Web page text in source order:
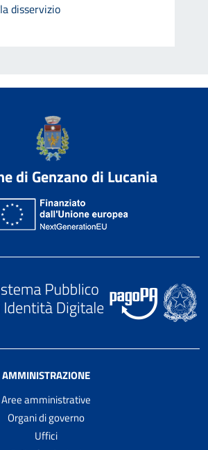
disservizio
di Genzano di Lucania
AMMINISTRAZIONE
Aree amministrative
Organi di governo
Uffici